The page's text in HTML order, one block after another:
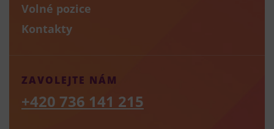
Volné pozice
Kontakty
ZAVOLEJTE NÁM
+420 736 141 215